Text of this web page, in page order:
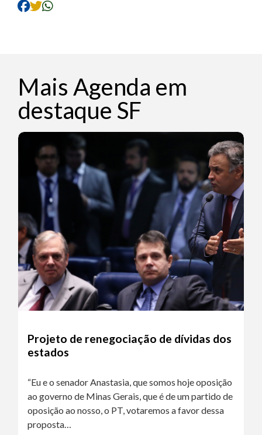
Mais Agenda em
destaque SF
Projeto de renegociação de dívidas dos
estados
“Eu e o senador Anastasia, que somos hoje oposição
ao governo de Minas Gerais, que é de um partido de
oposição ao nosso, o PT, votaremos a favor dessa
proposta…